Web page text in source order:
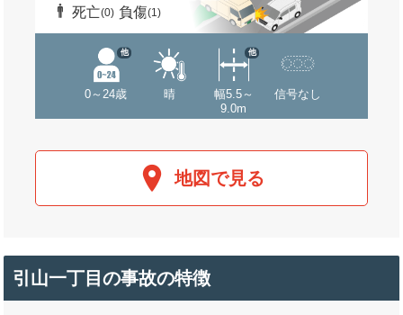
死亡(0) 負傷(1)
0～24歳
他
晴
幅5.5～
9.0m
他
信号なし
地図で見る
引山一丁目の事故の特徴